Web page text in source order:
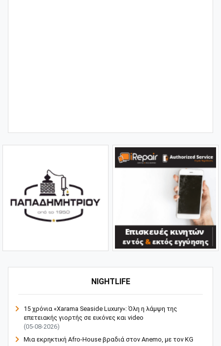
NIGHTLIFE
15 χρόνια «Xarama Seaside Luxury»: Όλη η λάμψη της
επετειακής γιορτής σε εικόνες και video
(05-08-2026)
Μια εκρηκτική Afro-House βραδιά στον Anemo, με τον KG